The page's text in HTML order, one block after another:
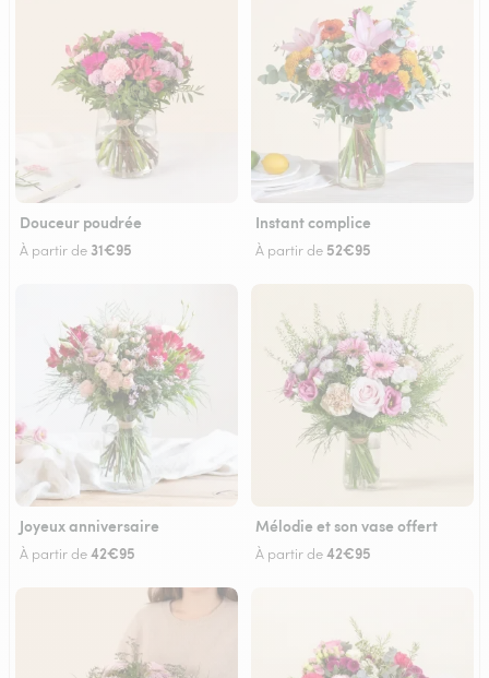
Douceur poudrée
À partir de 31€95
Instant complice
À partir de 52€95
Joyeux anniversaire
À partir de42€95
Mélodie et son vase offert
À partir de42€95